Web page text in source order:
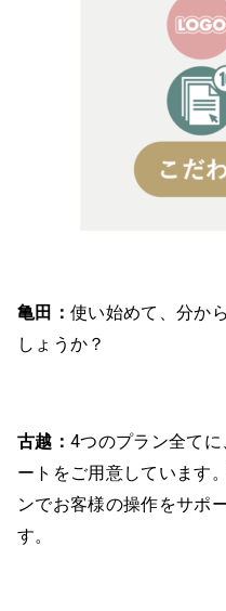
亀田： 使い始めて、分か
しょうか？
古越： 4つのプラン全て
ートをご用意しています
ンでお客様の操作をサポ
す。